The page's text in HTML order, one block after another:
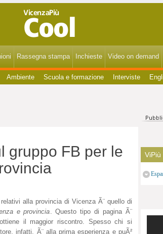
Rassegna stampa Inchieste Video on demand
Ambiente Scuola e formazione Interviste
gruppo FB per le
alla provincia di Vicenza Ã¨ quello di
e provincia. Questo tipo di pagina Ã¨
il maggior riscontro. Spesso chi si
infatti, Ã¨ alla prima esperienza e puÃ²
ViPiù